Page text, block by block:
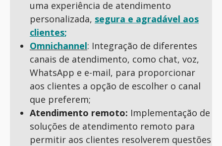
uma experiência de atendimento
personalizada, segura e agradável aos
clientes;
Omnichannel: Integração de diferentes
canais de atendimento, como chat, voz,
WhatsApp e e-mail, para proporcionar
aos clientes a opção de escolher o canal
que preferem;
Atendimento remoto: Implementação de
soluções de atendimento remoto para
permitir aos clientes resolverem questões